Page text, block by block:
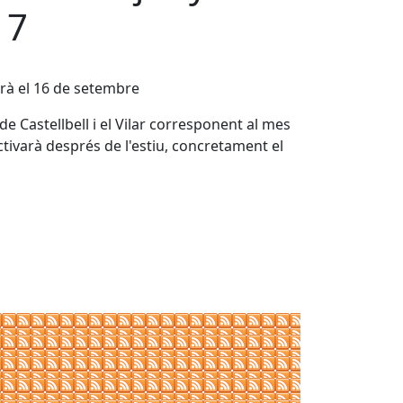
el 16 de setembre
Castellbell i el Vilar corresponent al mes
després de l'estiu, concretament el